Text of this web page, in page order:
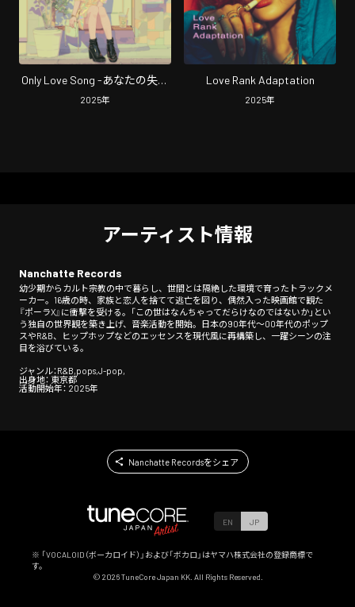
Only Love Song -あなたの失恋
も音楽に-
2025年
Love Rank Adaptation
2025年
アーティスト情報
Nanchatte Records
幼少期からカルト宗教の中で暮らし、世間とは隔絶した環境で育ったトラックメ
ーカー。16歳の時、家族と恋人を捨てて逃亡を図り、偶然入った映画館で観た
『ポーラX』に衝撃を受ける。「この世はなんちゃってだらけなのではないか」とい
う独自の世界観を築き上げ、音楽活動を開始。日本の90年代〜00年代のポップ
スやR&B、ヒップホップなどのエッセンスを現代風に再構築し、一躍シーンの注
目を浴びている。
ジャンル：R&B,pops,J-pop,
出身地： 東京都
活動開始年： 2025年
Nanchatte Recordsをシェア
EN JP
※ 「VOCALOID（ボーカロイド）」および「ボカロ」はヤマハ株式会社の登録商標で
す。
© 2026TuneCore Japan KK. All Rights Reserved.